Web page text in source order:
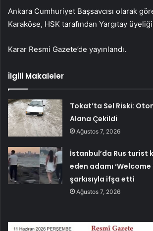
Ankara Cumhuriyet Başsavcısı olarak
Karaköse, HSK tarafından Yargıtay
Karar Resmi Gazete’de yayınlandı.
İlgili Makaleler
Tokat’ta Sel Riski:
Alana Çekildi
Ağustos 7, 2026
İstanbul’da Rus turist
eden adamı ‘Welcome
şarkısıyla ifşa etti
Ağustos 7, 2026